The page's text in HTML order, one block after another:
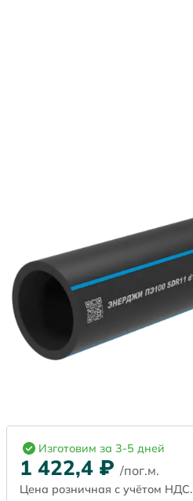
Изготовим за 3-5 дней
1 422,4 ₽ /пог.м.
Цена розничная с учётом НДС.